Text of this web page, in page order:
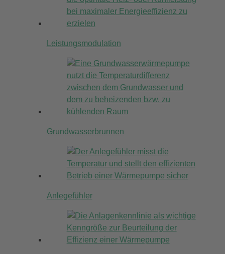
Leistungsmodulation
Grundwasserbrunnen
Anlegefühler